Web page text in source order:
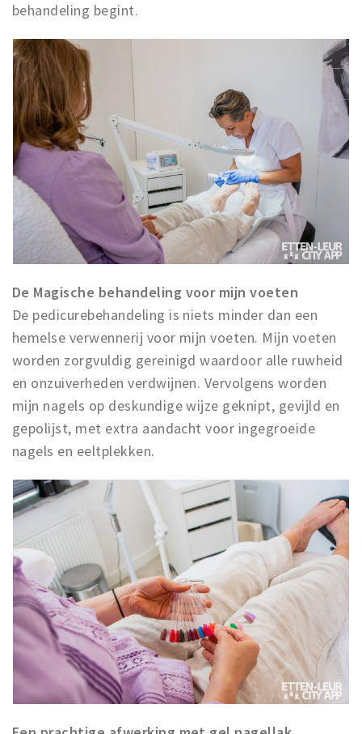
behandeling begint.
De Magische behandeling voor mijn voeten
De pedicurebehandeling is niets minder dan een
hemelse verwennerij voor mijn voeten. Mijn voeten
worden zorgvuldig gereinigd waardoor alle ruwheid
en onzuiverheden verdwijnen. Vervolgens worden
mijn nagels op deskundige wijze geknipt, gevijld en
gepolijst, met extra aandacht voor ingegroeide
nagels en eeltplekken.